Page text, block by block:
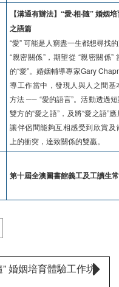
【溝通有辦法】“愛‧相‧隨” 婚姻
之語篇
“愛” 可能是人窮盡一生都想尋找
“親密關係”，期望從 “親密關係
的“愛”。婚姻輔導專家Gary
導工作當中，發現人與人之間基
方法 ── “愛的語言”。活動透過
雙方的“愛之語”，及將“愛之語”
讓伴侶間能夠互相感受到欣賞及
上的衝突，達致關係的雙贏。
第十屆全澳圖書館義工及工讀生
” 婚姻培育體驗工作坊